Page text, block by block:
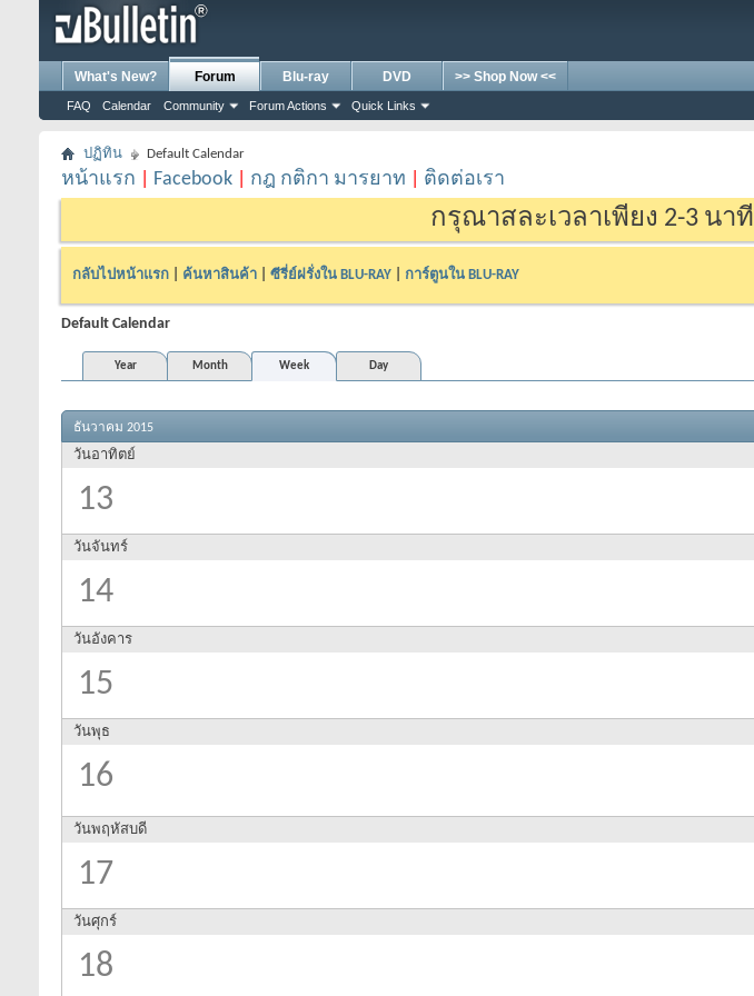
What's New? Forum
FAQ Calendar Community Forum Actions Quick Links
Blu-ray DVD >> Shop Now <<
ปฏิทิน Default Calendar
หน้าแรก Facebook กฎ กติกา มารยาท ติดต่อเรา
กรุณาสละเวลาเพียง 2-3 นาที
กลับไปหน้าแรก ค้นหาสินค้า ซีรี่ย์ฝรั่งใน BLU-RAY การ์ตูนใน BLU-RAY
Default Calendar
Year
Month Week Day
ธันวาคม 2015
วันอาทิตย์
13
วันจันทร์
14
วันอังคาร
15
วันพุธ
16
วันพฤหัสบดี
17
วันศุกร์
18